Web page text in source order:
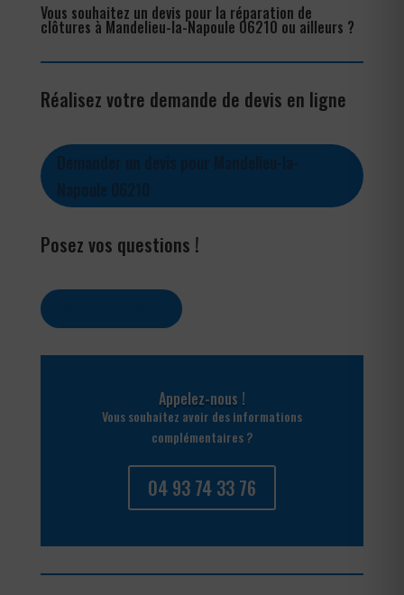
Vous souhaitez un devis pour la réparation de
clôtures à Mandelieu-la-Napoule 06210 ou ailleurs ?
Réalisez votre demande de devis en ligne
Posez vos questions !
Appelez-nous !
Vous souhaitez avoir des informations
complémentaires ?
04 93 74 33 76